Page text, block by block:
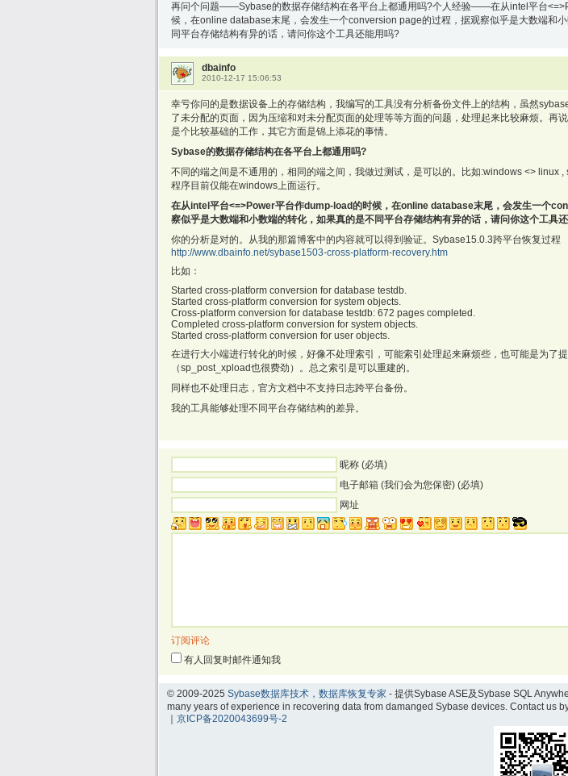
再问个问题——Sybase的数据存储结构在各平台上都通用吗?个人经验——在从intel平台
候，在online database末尾，会发生一个conversion page的过程，据观察似乎是大数端和
同平台存储结构有异的话，请问你这个工具还能用吗?
dbainfo
2010-12-17 15:06:53
幸亏你问的是数据设备上的存储结构，我编写的工具没有分析备份文件上的结构，虽然
了未分配的页面，因为压缩和对未分配页面的处理等等方面的问题，处理起来比较麻烦。再
是个比较基础的工作，其它方面是锦上添花的事情。
Sybase的数据存储结构在各平台上都通用吗?
不同的端之间是不通用的，相同的端之间，我做过测试，是可以的。比如:windows <> linux
程序目前仅能在windows上面运行。
在从intel平台<=>Power平台作dump-load的时候，在online database末尾，会发生一个
察似乎是大数端和小数端的转化，如果真的是不同平台存储结构有异的话，请问你这个工具
你的分析是对的。从我的那篇博客中的内容就可以得到验证。Sybase15.0.3跨平台恢复过程
http://www.dbainfo.net/sybase1503-cross-platform-recovery.htm
比如：
Started cross-platform conversion for database testdb.
Started cross-platform conversion for system objects.
Cross-platform conversion for database testdb: 672 pages completed.
Completed cross-platform conversion for system objects.
Started cross-platform conversion for user objects.
在进行大小端进行转化的时候，好像不处理索引，可能索引处理起来麻烦些，也可能是为了
（sp_post_xpload也很费劲）。总之索引是可以重建的。
同样也不处理日志，官方文档中不支持日志跨平台备份。
我的工具能够处理不同平台存储结构的差异。
昵称 (必填)
电子邮箱 (我们会为您保密) (必填)
网址
订阅评论
有人回复时邮件通知我
© 2009-2025 Sybase数据库技术，数据库恢复专家 - 提供Sybase ASE及Sybase SQL
many years of experience in recovering data from damanged Sybase devices. Contact us
京ICP备2020043699号-2